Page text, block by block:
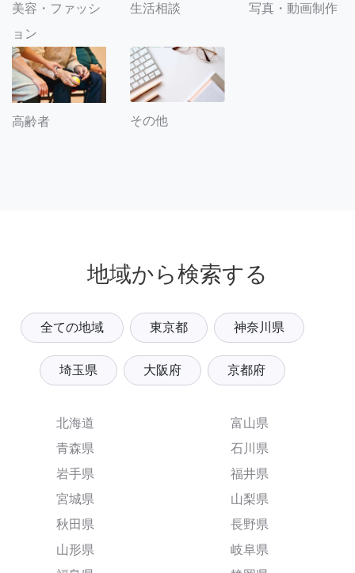
美容・ファッシ
ョン
生活相談 写真・動画制作
高齢者 その他
地域から検索する
全ての地域 東京都 神奈川県
埼玉県 大阪府 京都府
北海道
青森県
岩手県
宮城県
秋田県
山形県
富山県
石川県
福井県
山梨県
長野県
岐阜県